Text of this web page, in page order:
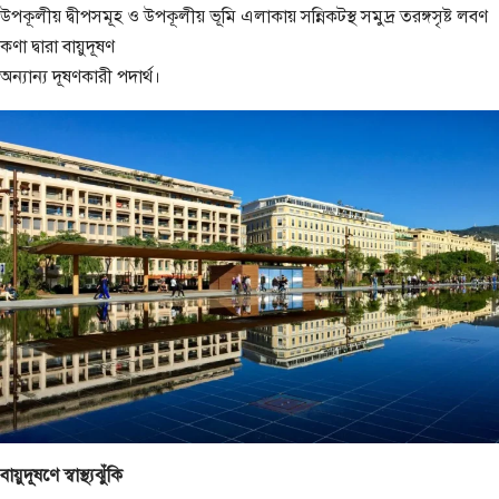
উপকূলীয় দ্বীপসমূহ ও উপকূলীয় ভূমি এলাকায় সন্নিকটস্থ সমুদ্র তরঙ্গসৃষ্ট লবণ
কণা দ্বারা বায়ুদূষণ
অন্যান্য দূষণকারী পদার্থ।
বায়ুদূষণে স্বাস্থ্যঝুঁকি